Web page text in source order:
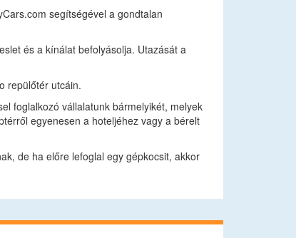
segítségével a gondtalan
és a kínálat befolyásolja. Utazását a
repülőtér utcáin.
foglalkozó vállalatunk bármelyikét, melyek
egyenesen a hoteljéhez vagy a bérelt
de ha előre lefoglal egy gépkocsit, akkor